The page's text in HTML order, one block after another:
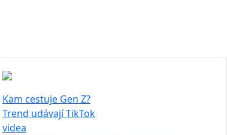
Kam cestuje Gen Z?
Trend udávají TikTok
videa